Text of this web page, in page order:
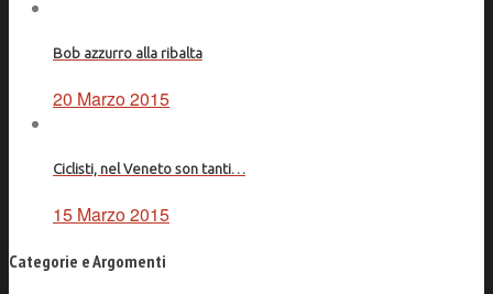
Bob azzurro alla ribalta
20 Marzo 2015
Ciclisti, nel Veneto son tanti…
15 Marzo 2015
Categorie e Argomenti